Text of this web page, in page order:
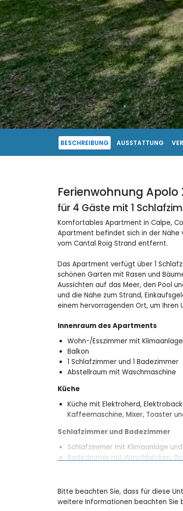
BESCHREIBUNG AUSSTATTUNG
Ferienwohnung Apolo
für 4 Gäste mit 1
Komfortables Apartment in Calpe,
Apartment befindet sich in der Nähe
vom Cantal Roig Strand entfernt.
Das Apartment verfügt über 1
schönen Garten mit Rasen und
Aussichten auf das Meer, den Pool
und die Nähe zum Strand,
einem hervorragenden Ort, um Ihren
Innenraum des Apartments
Wohn-/Esszimmer mit
Balkon
1 Schlafzimmer und 1 Badezimmer
Abstellraum mit Waschmaschine
Küche
Küche mit Elektroherd,
Kaffeemaschine, Mixer, Toaster
Schlafzimmer und Badezimmer
Schlafzimmer mit Klimaanlage
Badezimmer mit Waschbecken,
eingezäuntes Grundstück
lagunenförmiger
Bitte beachten Sie, dass für diese
weitere Informationen beachten Sie